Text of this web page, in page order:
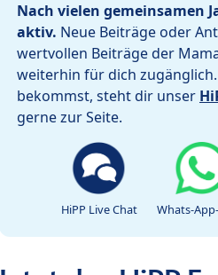
Nach vielen gemeinsamen
aktiv. Neue Beiträge oder
wertvollen Beiträge der
weiterhin für dich
bekommst, steht dir unser
gerne zur Seite.
HiPP Live Chat Whats-